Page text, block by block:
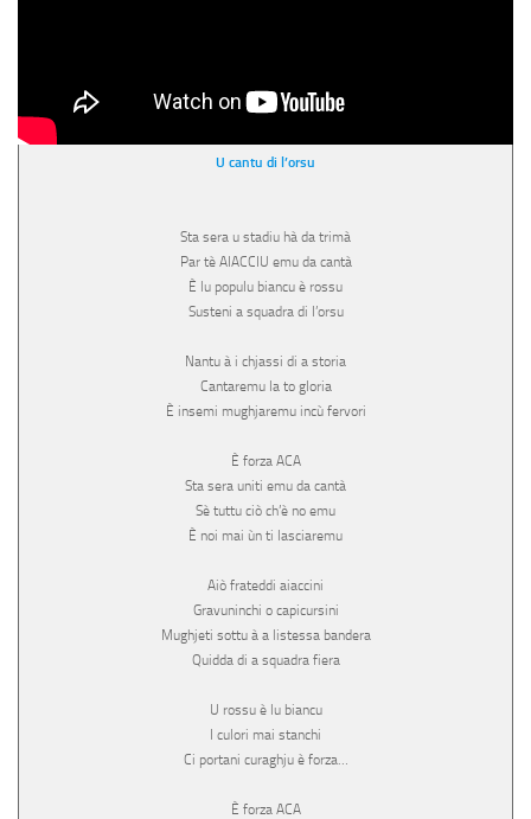
U cantu di l’orsu
Sta sera u stadiu hà da trimà
Par tè AIACCIU emu da cantà
È lu populu biancu è rossu
Susteni a squadra di l’orsu
Nantu à i chjassi di a storia
Cantaremu la to gloria
È insemi mughjaremu incù fervori
È forza ACA
Sta sera uniti emu da cantà
Sè tuttu ciò ch’è no emu
È noi mai ùn ti lasciaremu
Aiò frateddi aiaccini
Gravuninchi o capicursini
Mughjeti sottu à a listessa bandera
Quidda di a squadra fiera
U rossu è lu biancu
I culori mai stanchi
Ci portani curaghju è forza…
È forza ACA